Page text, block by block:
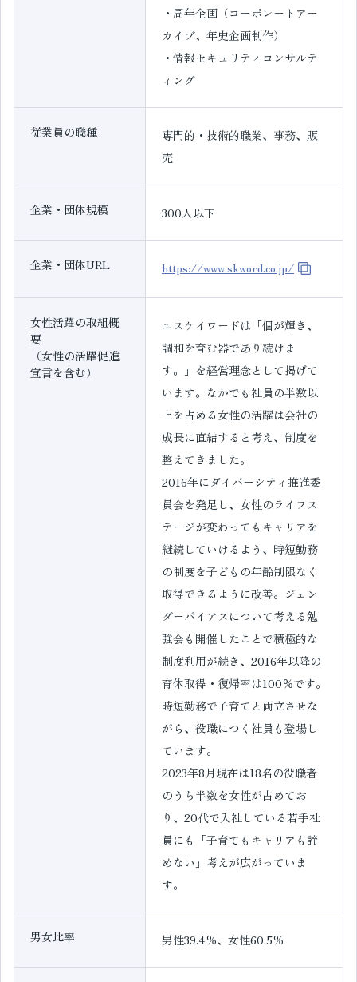
・周年企画（コーポレートアー
カイブ、年史企画制作）
・情報セキュリティコンサルテ
ィング
従業員の職種
専門的・技術的職業、事務、販
売
企業・団体規模 300人以下
企業・団体URL https://www.skword.co.jp/
女性活躍の取組概
要
（女性の活躍促進
宣言を含む）
エスケイワードは「個が輝き、
調和を育む器であり続けま
す。」を経営理念として掲げて
います。なかでも社員の半数以
上を占める女性の活躍は会社の
成長に直結すると考え、制度を
整えてきました。
2016年にダイバーシティ推進委
員会を発足し、女性のライフス
テージが変わってもキャリアを
継続していけるよう、時短勤務
の制度を子どもの年齢制限なく
取得できるように改善。ジェン
ダーバイアスについて考える勉
強会も開催したことで積極的な
制度利用が続き、2016年以降の
育休取得・復帰率は100％です。
時短勤務で子育てと両立させな
がら、役職につく社員も登場し
ています。
2023年8月現在は18名の役職者
のうち半数を女性が占めてお
り、20代で入社している若手社
員にも「子育てもキャリアも諦
めない」考えが広がっていま
す。
男女比率 男性39.4％、女性60.5％